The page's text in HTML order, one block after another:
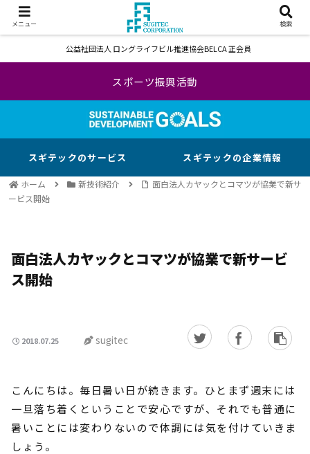
公益社団法人 ロングライフビル推進協会BELCA 正会員
スポーツ振興活動
スギテックのサービス スギテックの企業情報
ホーム 新技術紹介
面白法人カヤックとコマツが協業で新サ
ービス開始
面白法人カヤックとコマツが協業で新サービ
ス開始
2018.07.25 sugitec
こんにちは。毎日暑い日が続きます。ひとまず週末には
一旦落ち着くということで安心ですが、それでも普通に
暑いことには変わりないので体調には気を付けていきま
しょう。
メニュー 検索